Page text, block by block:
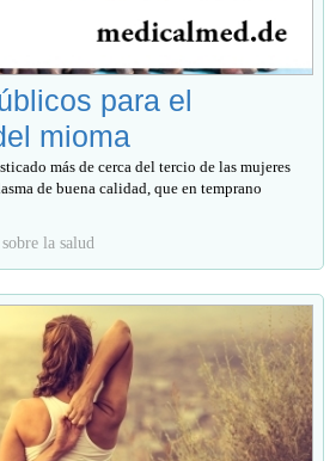
para el
mioma
más de cerca del tercio de las mujeres
de buena calidad, que en temprano
la salud